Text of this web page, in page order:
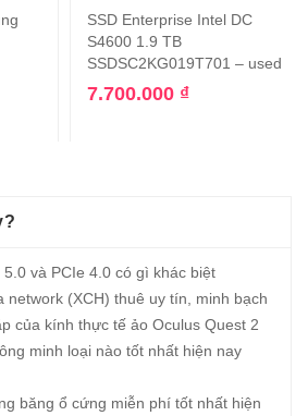
SSD Enterprise Intel DC
S4600 1.9 TB
SSDSC2KG019T701 – used
7.700.000 ₫
và PCIe 4.0 có gì khác biệt
network (XCH) thuê uy tín, minh bạch
của kính thực tế ảo Oculus Quest 2
minh loại nào tốt nhất hiện nay
băng ổ cứng miễn phí tốt nhất hiện